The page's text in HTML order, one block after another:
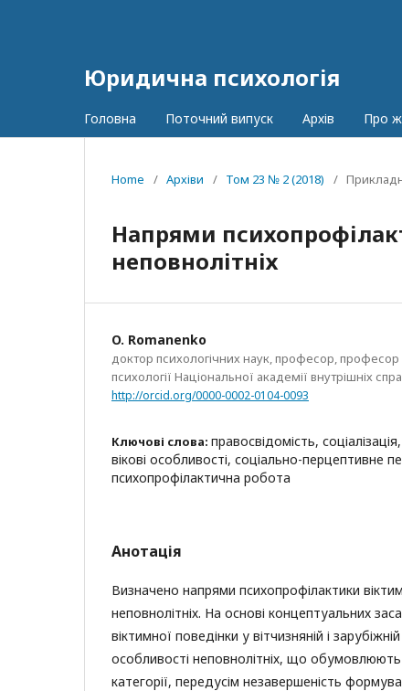
Юридична психологія
Головна Поточний випуск Архів Про
Home / Архіви / Том 23 № 2 (2018) /
Напрями
неповнолітніх
O. Romanenko
доктор психологічних наук, професор,
психології Національної академії внутрішніх
http://orcid.org/0000-0002-0104-0093
Ключові слова: правосвідомість,
вікові особливості, соціально-перцептивне
психопрофілактична робота
Анотація
Визначено напрями психопрофілактики
неповнолітніх. На основі концептуальних
віктимної поведінки у вітчизняній і
особливості неповнолітніх, що обумовлюють
категорії, передусім незавершеність